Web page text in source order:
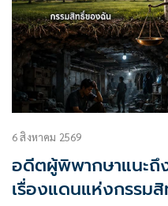
6 สิงหาคม 2569
อดีตผู้พิพากษาแนะถึ
เรื่องแดนแห่งกรรม